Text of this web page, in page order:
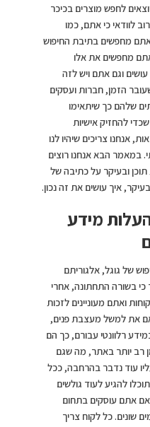
לחפש מוצרים בכיכר
לוודאי כי אתם, כמו
מחפשים בתיבת החיפוש
מחפשים את אלו
עושים וגם אתם ויש לזה
הזמן, חברות ועסקים
שלהם כך שיתאימו
שכדי להחזיק אישיות
אנחנו צריכים שיהיו לנו
במאמר הבא אנחנו רוצים
ובעיקר על כתיבה של
איך עושים את זה נכון.
מידע
של גוגל, אלגוריתם
כי בשורה התחתונה, אחרי
ואתם מעוניינים לזכות
את למשל מעצבת פנים,
רלוונטי עבורם, כך הם
רב יותר באתר, מה שגם
עוד נדבר בהרחבה, ככל
להגיע לעוד גולשים
אם אתם עוסקים בתחום
שונים. כל לקוח צריך